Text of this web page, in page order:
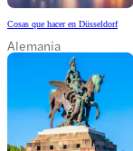
Cosas que hacer en Düsseldorf
Alemania